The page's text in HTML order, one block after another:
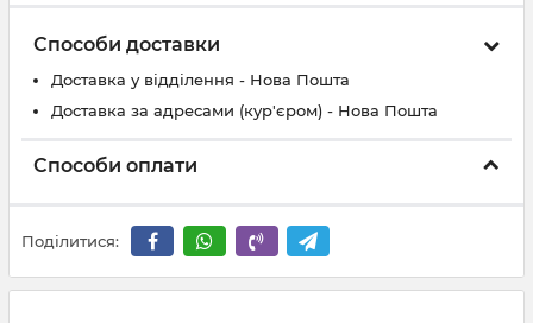
Способи доставки
Доставка у відділення - Нова Пошта
Доставка за адресами (кур'єром) - Нова Пошта
Способи оплати
Поділитися: